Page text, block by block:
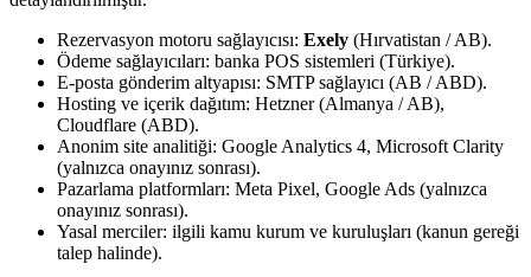
Rezervasyon motoru sağlayıcısı: Exely (Hırvatistan / AB).
Ödeme sağlayıcıları: banka POS sistemleri (Türkiye).
E-posta gönderim altyapısı: SMTP sağlayıcı (AB / ABD).
Hosting ve içerik dağıtım: Hetzner (Almanya / AB),
Cloudflare (ABD).
Anonim site analitiği: Google Analytics 4, Microsoft Clarity
(yalnızca onayınız sonrası).
Pazarlama platformları: Meta Pixel, Google Ads (yalnızca
onayınız sonrası).
Yasal merciler: ilgili kamu kurum ve kuruluşları (kanun gereği
talep halinde).